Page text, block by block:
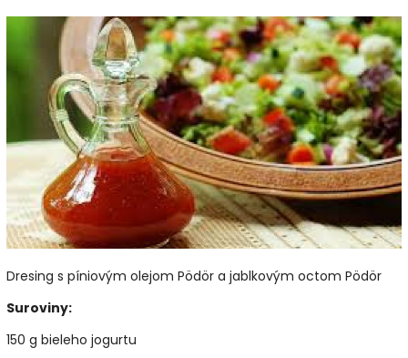
Dresing s píniovým olejom Pödör a jablkovým octom Pödör
Suroviny:
150 g bieleho jogurtu